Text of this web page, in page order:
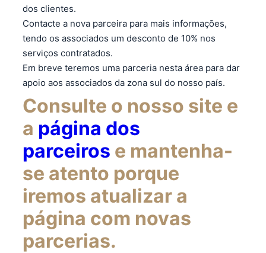
dos clientes.
Contacte a nova parceira para mais informações,
tendo os associados um desconto de 10% nos
serviços contratados.
Em breve teremos uma parceria nesta área para dar
apoio aos associados da zona sul do nosso país.
Consulte o nosso site e
a página dos
parceiros e mantenha-
se atento porque
iremos atualizar a
página com novas
parcerias.